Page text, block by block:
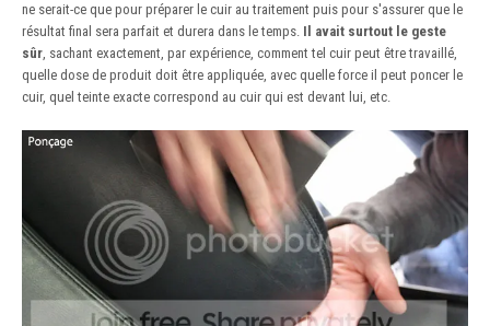
ne serait-ce que pour préparer le cuir au traitement puis pour s'assurer que le
résultat final sera parfait et durera dans le temps. Il avait surtout le geste
sûr, sachant exactement, par expérience, comment tel cuir peut être travaillé,
quelle dose de produit doit être appliquée, avec quelle force il peut poncer le
cuir, quel teinte exacte correspond au cuir qui est devant lui, etc.